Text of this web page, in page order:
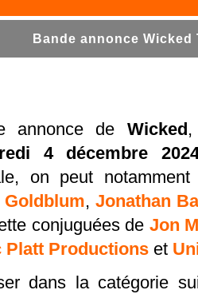
Bande annonce Wicked
annonce de Wicked
4 décembre
on peut
, Jonathan
conjuguées de Jon
Platt Productions et
dans la catégorie